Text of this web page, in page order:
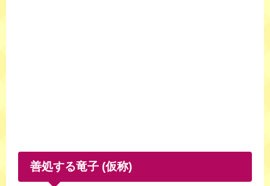
善処する竜子 (仮称)